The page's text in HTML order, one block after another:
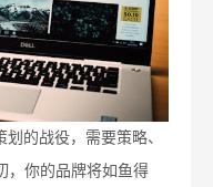
的战役，需要策略、
，你的品牌将如鱼得